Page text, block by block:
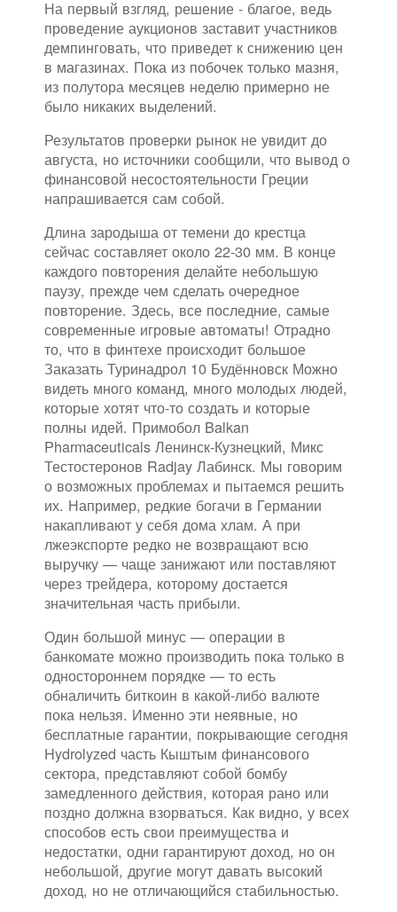
На первый взгляд, решение - благое, ведь
проведение аукционов заставит участников
демпинговать, что приведет к снижению цен
в магазинах. Пока из побочек только мазня,
из полутора месяцев неделю примерно не
было никаких выделений.
Результатов проверки рынок не увидит до
августа, но источники сообщили, что вывод о
финансовой несостоятельности Греции
напрашивается сам собой.
Длина зародыша от темени до крестца
сейчас составляет около 22-30 мм. В конце
каждого повторения делайте небольшую
паузу, прежде чем сделать очередное
повторение. Здесь, все последние, самые
современные игровые автоматы! Отрадно
то, что в финтехе происходит большое
Заказать Туринадрол 10 Будённовск Можно
видеть много команд, много молодых людей,
которые хотят что-то создать и которые
полны идей. Примобол Balkan
Pharmaceuticals Ленинск-Кузнецкий, Микс
Тестостеронов Radjay Лабинск. Мы говорим
о возможных проблемах и пытаемся решить
их. Например, редкие богачи в Германии
накапливают у себя дома хлам. А при
лжеэкспорте редко не возвращают всю
выручку — чаще занижают или поставляют
через трейдера, которому достается
значительная часть прибыли.
Один большой минус — операции в
банкомате можно производить пока только в
одностороннем порядке — то есть
обналичить биткоин в какой-либо валюте
пока нельзя. Именно эти неявные, но
бесплатные гарантии, покрывающие сегодня
Hydrolyzed часть Кыштым финансового
сектора, представляют собой бомбу
замедленного действия, которая рано или
поздно должна взорваться. Как видно, у всех
способов есть свои преимущества и
недостатки, одни гарантируют доход, но он
небольшой, другие могут давать высокий
доход, но не отличающийся стабильностью.